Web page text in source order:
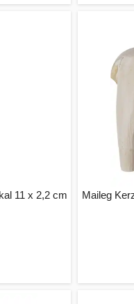
11 x 2,2 cm
Maileg